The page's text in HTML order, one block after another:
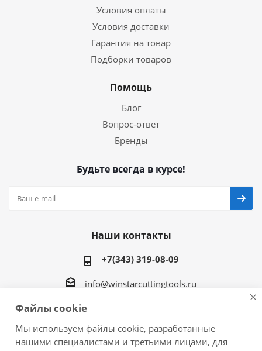
Условия оплаты
Условия доставки
Гарантия на товар
Подборки товаров
Помощь
Блог
Вопрос-ответ
Бренды
Будьте всегда в курсе!
Наши контакты
+7(343) 319-08-09
info@winstarcuttingtools.ru
г.Екатеринбург ул. Фурманова 109, офис 604
Файлы cookie
Мы используем файлы cookie, разработанные
нашими специалистами и третьими лицами, для